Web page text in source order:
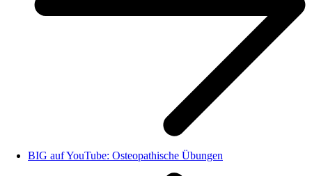
BIG auf YouTube: Osteopathische Übungen